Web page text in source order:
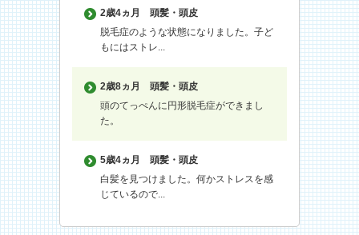
2歳4ヵ月
頭髪・頭皮
脱毛症のような状態になりました。子ど
もにはストレ...
2歳8ヵ月
頭髪・頭皮
頭のてっぺんに円形脱毛症ができまし
た。
5歳4ヵ月
頭髪・頭皮
白髪を見つけました。何かストレスを感
じているので...